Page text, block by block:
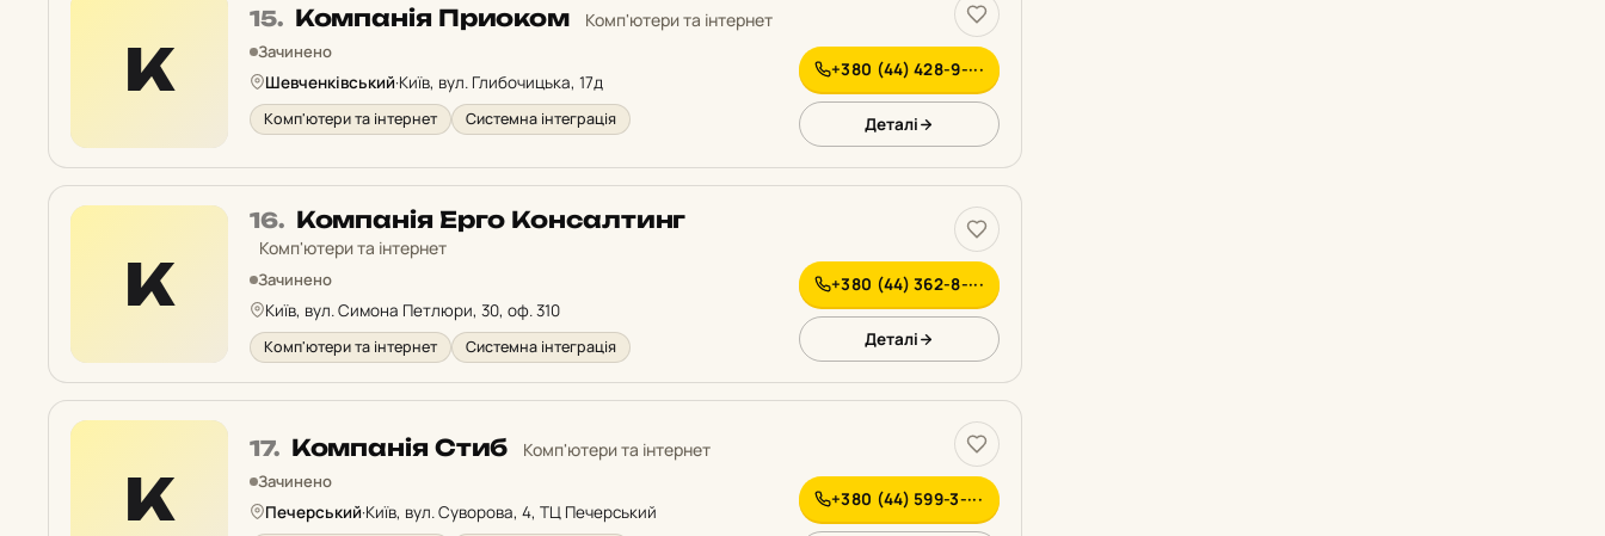
К
15. Місце
15
рейтингу:
Компанія Приоком Комп'ютери та інтернет
Зачинено
Шевченківський·Київ, вул. Глибочицька, 17д
Комп'ютери та інтернет Системна інтеграція
+380 (44) 428-9-···
Деталі
К
16. Місце
16
у
Компанія Ерго Консалтинг
Комп'ютери та інтернет
Зачинено
Київ, вул. Симона Петлюри, 30, оф. 310
Комп'ютери та інтернет Системна інтеграція
+380 (44) 362-8-···
Деталі
К
17. Місце
17
рейтингу:
Компанія Стиб Комп'ютери та інтернет
Зачинено
Печерський·Київ, вул. Суворова, 4, ТЦ Печерський
+380 (44) 599-3-···